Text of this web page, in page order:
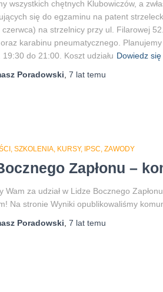
wszystkich chętnych Klubowiczów, a
się do egzaminu na patent
na strzelnicy przy ul. Filarowej
karabinu pneumatycznego.
do 21:00. Koszt udziału Dowiedz
Poradowski 7 lattemu
SZKOLENIA, KURSY, IPSC ZAWODY
Zapłonu –
Wam za udział w Lidze Bocznego
Na stronie Wyniki opublikowaliśmy
Poradowski 7 lattemu